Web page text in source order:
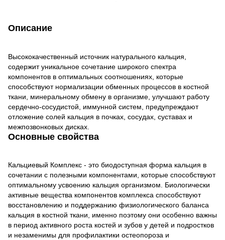
Описание
Высококачественный источник натурального кальция,
содержит уникальное сочетание широкого спектра
компонентов в оптимальных соотношениях, которые
способствуют нормализации обменных процессов в костной
ткани, минеральному обмену в организме, улучшают работу
сердечно-сосудистой, иммунной систем, предупреждают
отложение солей кальция в почках, сосудах, суставах и
межпозвонковых дисках.
Основные свойства
Кальциевый Комплекс - это биодоступная форма кальция в
сочетании с полезными компонентами, которые способствуют
оптимальному усвоению кальция организмом. Биологически
активные вещества компонентов комплекса способствуют
восстановлению и поддержанию физиологического баланса
кальция в костной ткани, именно поэтому они особенно важны
в период активного роста костей и зубов у детей и подростков
и незаменимы для профилактики остеопороза и